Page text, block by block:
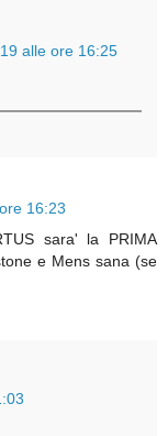
alle ore 16:25
16:23
sara' la PRIMA
e Mens sana (se